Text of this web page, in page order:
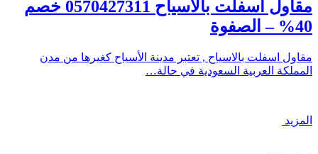
مقاول اسفلت بالاسياح 0570427311 خصم
40% – الصفوة
مقاول اسفلت بالاسياح , تعتبر مدينة الأسياح كغيرها من مدن
المملكة العربية السعودية في حالة…
المزيد